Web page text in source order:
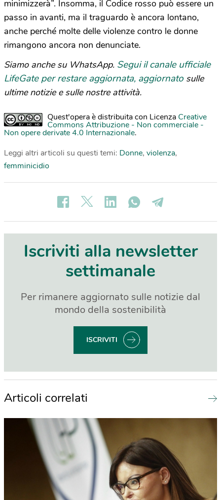
minimizzerà”. Insomma, il Codice rosso può essere un
passo in avanti, ma il traguardo è ancora lontano,
anche perché molte delle violenze contro le donne
rimangono ancora non denunciate.
Siamo anche su WhatsApp. Segui il canale ufficiale
LifeGate per restare aggiornata, aggiornato sulle
ultime notizie e sulle nostre attività.
Quest'opera è distribuita con Licenza Creative
Commons Attribuzione - Non commerciale -
Non opere derivate 4.0 Internazionale.
Leggi altri articoli su questi temi: Donne, violenza,
femminicidio
Iscriviti alla newsletter
settimanale
Per rimanere aggiornato sulle notizie dal
mondo della sostenibilità
ISCRIVITI
Articoli correlati